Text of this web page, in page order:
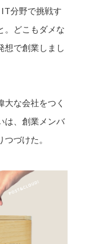
分野で挑戦す
。どこもダメな
想で創業しまし
な会社をつく
は、創業メンバ
づけた。